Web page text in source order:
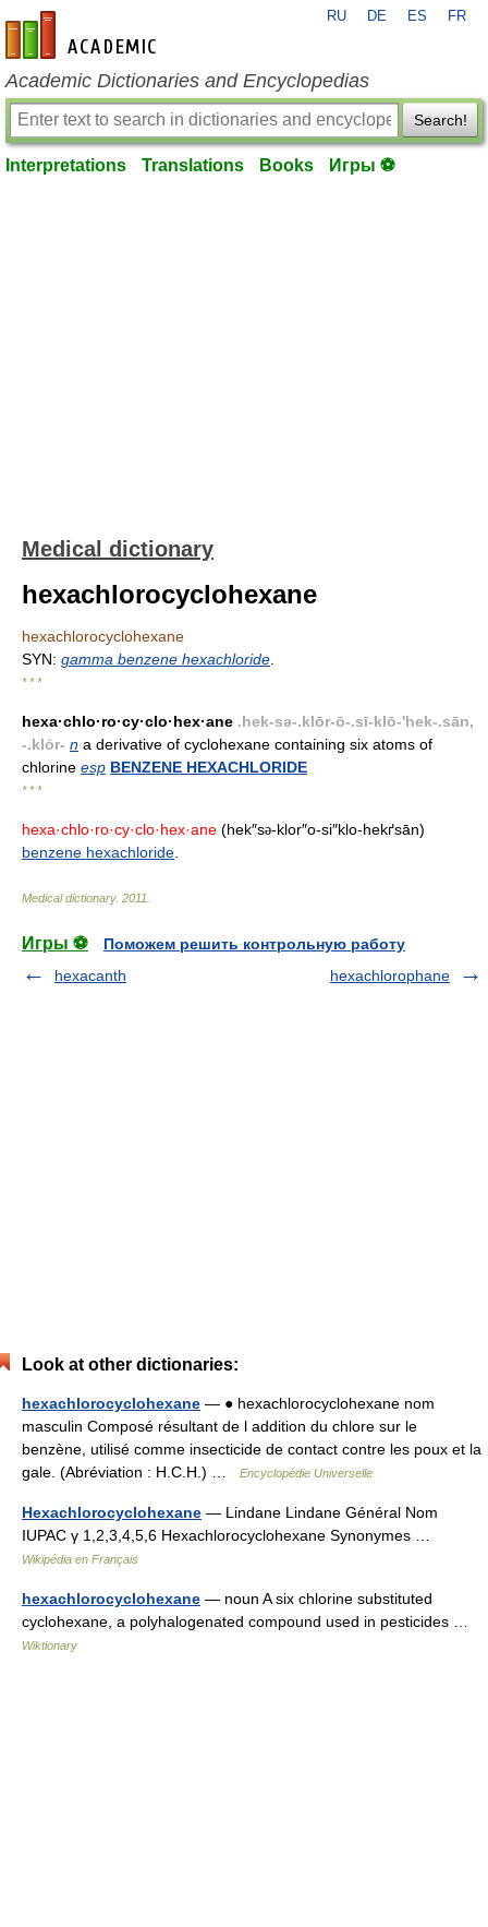
en-academic.com
RU DE ES FR
Academic Dictionaries and Encyclopedias
Search!
Interpretations Translations Books Игры ⚽
Medical dictionary
hexachlorocyclohexane
hexachlorocyclohexane
SYN: gamma benzene hexachloride
* * *
hexa·chlo·ro·cy·clo·hex·ane .hek-sə-.klōr-ō-.sī-klō-'hek-.sān,
-.klȯr- n a derivative of cyclohexane containing six atoms of
chlorine esp BENZENE HEXACHLORIDE
* * *
hexa·chlo·ro·cy·clo·hex·ane (hek″sə-klor″o-si″klo-hekґsān)
benzene hexachloride
Medical dictionary. 2011
Игры ⚽
Поможем решить контрольную работу
hexacanth
hexachlorophane
Look at other dictionaries:
hexachlorocyclohexane — ● hexachlorocyclohexane nom
masculin Composé résultant de l addition du chlore sur le
benzène, utilisé comme insecticide de contact contre les poux et la
gale. (Abréviation : H.C.H.) …
Encyclopédie Universelle
Hexachlorocyclohexane — Lindane Lindane Général Nom
IUPAC γ 1,2,3,4,5,6 Hexachlorocyclohexane Synonymes …
Wikipédia en Français
hexachlorocyclohexane — noun A six chlorine substituted
cyclohexane, a polyhalogenated compound used in pesticides …
Wiktionary